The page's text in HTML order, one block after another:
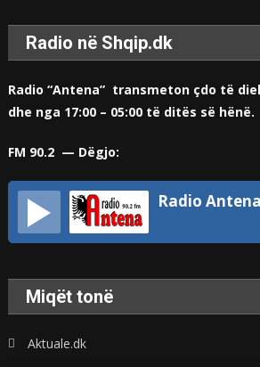
Radio në Shqip.dk
Radio “Antena” transmeton çdo të diel
dhe nga 17:00 – 05:00 të ditës së hënë.
FM 90.2 — Dëgjo:
Miqët tonë
Aktuale.dk